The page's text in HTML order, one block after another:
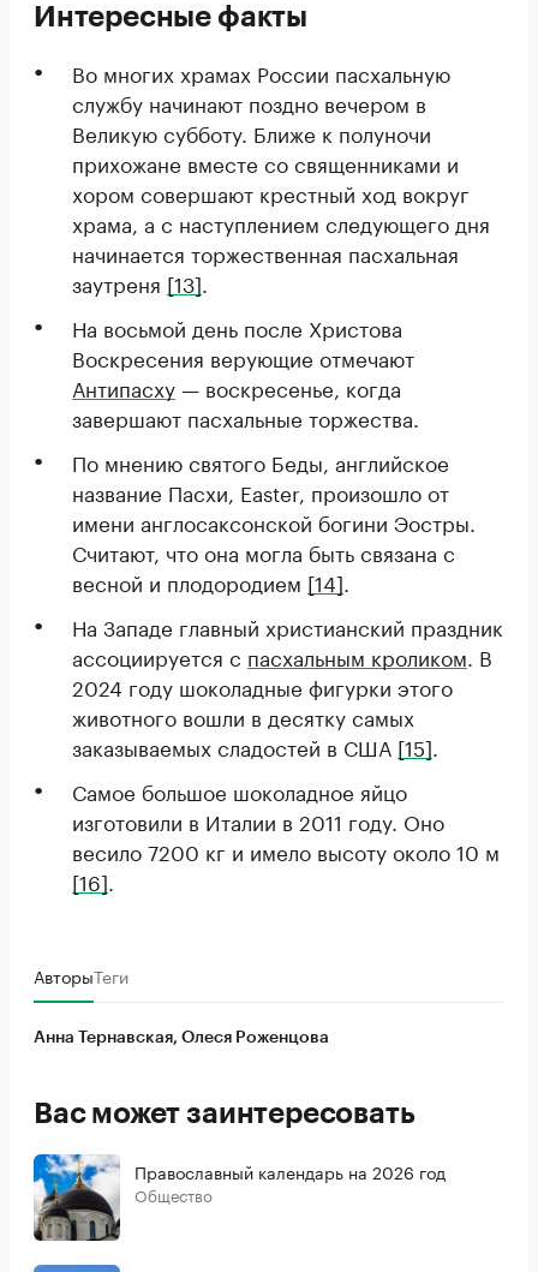
Интересные факты
Во многих храмах России пасхальную
службу начинают поздно вечером в
Великую субботу. Ближе к полуночи
прихожане вместе со священниками и
хором совершают крестный ход вокруг
храма, а с наступлением следующего дня
начинается торжественная пасхальная
заутреня [13]
На восьмой день после Христова
Воскресения верующие отмечают
Антипасху— воскресенье, когда
завершают пасхальные торжества.
По мнению святого Беды, английское
название Пасхи, Easter, произошло от
имени англосаксонской богини Эостры.
Считают, что она могла быть связана с
весной и плодородием [14]
На Западе главный христианский праздник
ассоциируется с пасхальным кроликом . В
2024 году шоколадные фигурки этого
животного вошли в десятку самых
заказываемых сладостей в США [15]
Самое большое шоколадное яйцо
изготовили в Италии в 2011 году. Оно
весило 7200 кг и имело высоту около 10 м
[16]
АвторыТеги
Анна Тернавская, Олеся Роженцова
Вас может заинтересовать
Православный календарь на 2026 год
Общество